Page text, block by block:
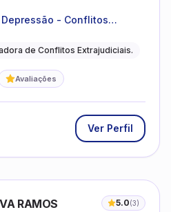
- Conflitos
- Autoestima -
de Conflitos Extrajudiciais.
Avaliações
Ver Perfil
RAMOS 5.0(3)